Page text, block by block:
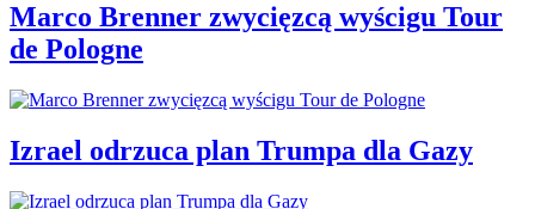
Marco Brenner zwycięzcą wyścigu Tour
de Pologne
Izrael odrzuca plan Trumpa dla Gazy